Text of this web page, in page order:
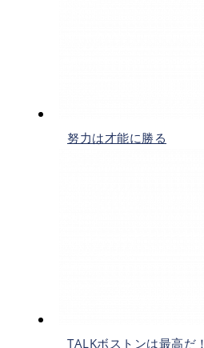
努力は才能に勝る
TALKボストンは最高だ！